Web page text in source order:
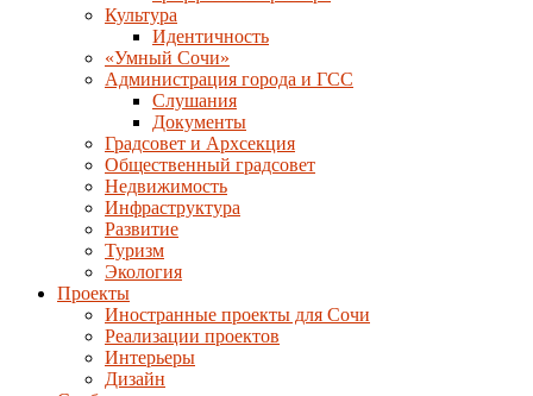
Культура
Идентичность
«Умный Сочи»
Администрация города и ГСС
Слушания
Документы
Градсовет и Архсекция
Общественный градсовет
Недвижимость
Инфраструктура
Развитие
Туризм
Экология
Проекты
Иностранные проекты для Сочи
Реализации проектов
Интерьеры
Дизайн